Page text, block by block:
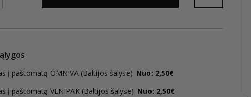
į paštomatą OMNIVA (Baltijos šalyse) Nuo: 2,50€
į paštomatą VENIPAK (Baltijos šalyse) Nuo: 2,50€